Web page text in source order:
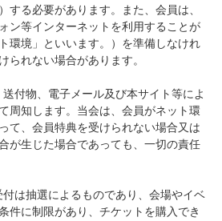
する必要があります。また、会員は、
ン等インターネットを利用することが
環境」といいます。）を準備しなけれ
られない場合があります。
付物、電子メール及び本サイト等によ
周知します。当会は、会員がネット環
て、会員特典を受けられない場合又は
が生じた場合であっても、一切の責任
は抽選によるものであり、会場やイベ
件に制限があり、チケットを購入でき